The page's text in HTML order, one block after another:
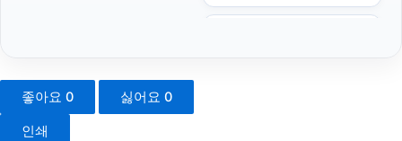
좋아요 0 싫어요 0
인쇄